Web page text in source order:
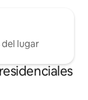
lugar